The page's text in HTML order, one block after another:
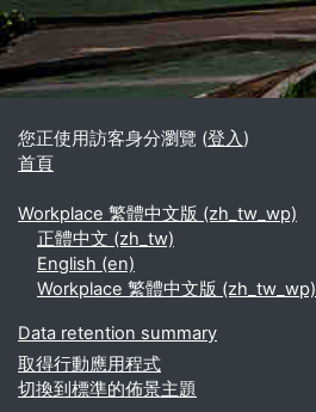
您正使用訪客身分瀏覽 (登入)
首頁
Workplace 繁體中文版 ‎(zh_tw_wp)‎
正體中文 ‎(zh_tw)‎
English ‎(en)‎
Workplace 繁體中文版 ‎(zh_tw_wp)‎
Data retention summary
取得行動應用程式
切換到標準的佈景主題